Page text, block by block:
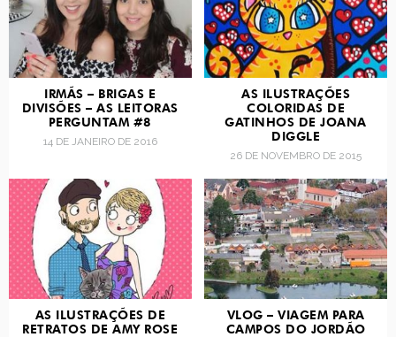
IRMÃS – BRIGAS E
DIVISÕES – AS LEITORAS
PERGUNTAM #8
14 DE JANEIRO DE 2016
AS ILUSTRAÇÕES
COLORIDAS DE
GATINHOS DE JOANA
DIGGLE
26 DE NOVEMBRO DE 2015
AS ILUSTRAÇÕES DE
RETRATOS DE AMY ROSE
VLOG – VIAGEM PARA
CAMPOS DO JORDÃO